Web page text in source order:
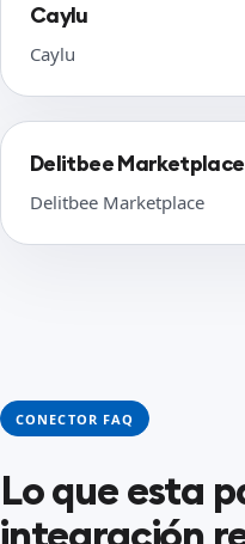
Caylu
Caylu
Delitbee Marketplace
Delitbee Marketplace
CONECTOR FAQ
Lo que esta